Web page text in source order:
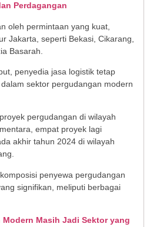
Perdagangan
oleh permintaan yang kuat,
Jakarta, seperti Bekasi, Cikarang,
Basarah.
penyedia jasa logistik tetap
sektor pergudangan modern
pergudangan di wilayah
empat proyek lagi
akhir tahun 2024 di wilayah
penyewa pergudangan
signifikan, meliputi berbagai
Modern Masih Jadi Sektor yang